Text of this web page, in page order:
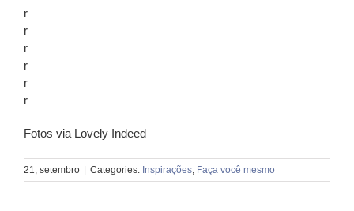
r
r
r
r
r
r
Fotos via Lovely Indeed
21, setembro Categories: Inspirações, Faça você mesmo